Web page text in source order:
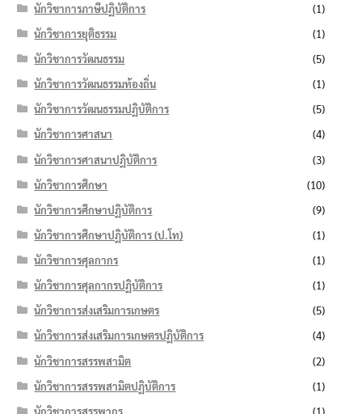
นักวิชาการภาษีปฏิบัติการ
(1)
นักวิชาการยุติธรรม
(1)
นักวิชาการวัฒนธรรม
(5)
นักวิชาการวัฒนธรรมท้องถิ่น
(1)
นักวิชาการวัฒนธรรมปฏิบัติการ
(5)
นักวิชาการศาสนา
(4)
นักวิชาการศาสนาปฏิบัติการ
(3)
นักวิชาการศึกษา
(10)
นักวิชาการศึกษาปฏิบัติการ
(9)
นักวิชาการศึกษาปฏิบัติการ (ป.โท)
(1)
นักวิชาการศุลกากร
(1)
นักวิชาการศุลกากรปฏิบัติการ
(1)
นักวิชาการส่งเสริมการเกษตร
(5)
นักวิชาการส่งเสริมการเกษตรปฏิบัติการ
(4)
นักวิชาการสรรพสามิต
(2)
นักวิชาการสรรพสามิตปฏิบัติการ
(1)
นักวิชาการสรรพากร
(1)